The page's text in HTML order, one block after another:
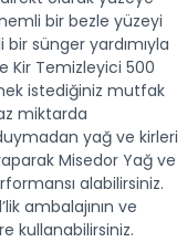
bir bezle yüzeyi
sünger yardımıyla
Kir Temizleyici 500
istediğiniz mutfak
miktarda
yağ ve kirleri
Misedor Yağ ve
alabilirsiniz.
ambalajının ve
kullanabilirsiniz.